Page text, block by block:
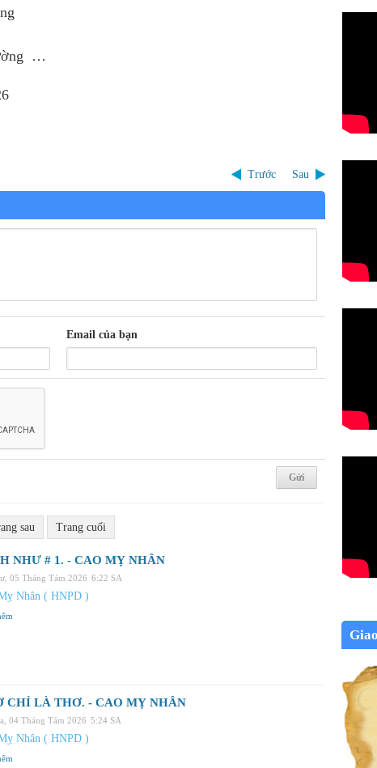
…
Trước Sau
Email của bạn
sau Trang cuối
NHƯ # 1. - CAO MỴ NHÂN
05 Tháng Tám 2026 6:22 SA
Nhân ( HNPD )
CHỈ LÀ THƠ. - CAO MỴ NHÂN
04 Tháng Tám 2026 5:24 SA
Nhân ( HNPD )